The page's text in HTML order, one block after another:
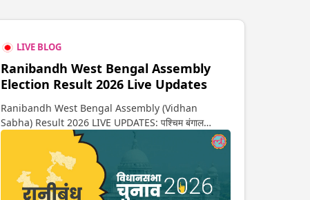
LIVE BLOG
Ranibandh West Bengal Assembly
Election Result 2026 Live Updates
Ranibandh West Bengal Assembly (Vidhan
Sabha) Result 2026 LIVE UPDATES: पश्चिम बंगाल
विधानसभा चुनाव 2026 की गिनती अगले कुछ ही देर में शुरू होने वाली
है. यहां देखें रानीबंध सीट पर कौन आगे-कौन पीछे से लेकर किस तरफ
जा रहें है रुझान. साथ ही पाइए इस सीट पर हो रही हर एक हलचल की
अपडेट वो भी रियल टाइम में